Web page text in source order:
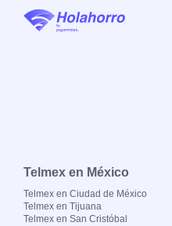
Telmex en México
Telmex en Ciudad de México
Telmex en Tijuana
Telmex en San Cristóbal